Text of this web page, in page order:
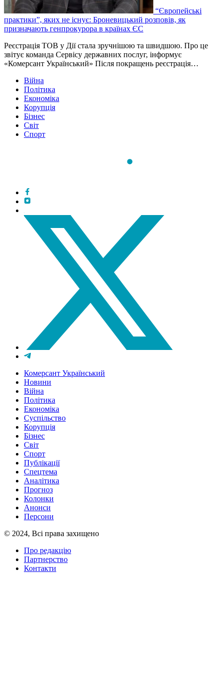
“Європейські
практики”, яких не існує: Броневицький розповів, як
призначають генпрокурора в країнах ЄС
Реєстрація ТОВ у Дії стала зручнішою та швидшою. Про це
звітує команда Сервісу державних послуг, інформує
«Комерсант Український» Після покращень реєстрація…
Війна
Політика
Економіка
Корупція
Бізнес
Світ
Спорт
Комерсант Український
Новини
Війна
Політика
Економіка
Суспільство
Корупція
Бізнес
Світ
Спорт
Публікації
Спецтема
Аналітика
Прогноз
Колонки
Анонси
Персони
© 2024, Всі права захищено
Про редакцію
Партнерство
Контакти